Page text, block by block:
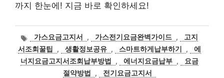
까지 한눈에! 지금 바로 확인하세요!
태
그
가스요금고지서 , 가스전기요금완벽가이드 ,
고지
서조회꿀팁
, 생활정보공유 , 스마트하게납부하기 ,
에
너지요금고지서조회납부방법
, 에너지요금납부 ,
요금
절약방법
, 전기요금고지서